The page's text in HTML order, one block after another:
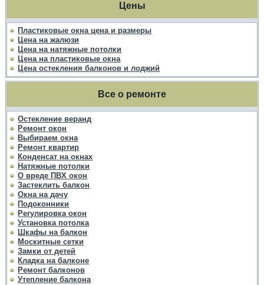
Цены
Пластиковые окна цена и размеры
Цена на жалюзи
Цена на натяжные потолки
Цена на пластиковые окна
Цена остекления балконов и лоджий
Все о ремонте
Остекление веранд
Ремонт окон
Выбираем окна
Ремонт квартир
Конденсат на окнах
Натяжные потолки
О вреде ПВХ окон
Застеклить балкон
Окна на дачу
Подоконники
Регулировка окон
Установка потолка
Шкафы на балкон
Москитные сетки
Замки от детей
Кладка на балконе
Ремонт балконов
Утепление балкона